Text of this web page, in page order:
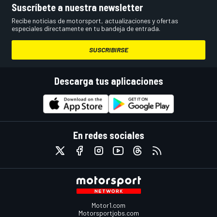
Suscríbete a nuestra newsletter
Recibe noticias de motorsport, actualizaciones y ofertas
especiales directamente en tu bandeja de entrada.
SUSCRIBIRSE
Descarga tus aplicaciones
En redes sociales
Motor1.com
Motorsportjobs.com